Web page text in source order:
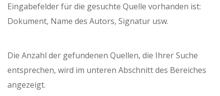
Eingabefelder für die gesuchte Quelle vorhanden ist:
Dokument, Name des Autors, Signatur usw.
Die Anzahl der gefundenen Quellen, die Ihrer Suche
entsprechen, wird im unteren Abschnitt des Bereiches
angezeigt.